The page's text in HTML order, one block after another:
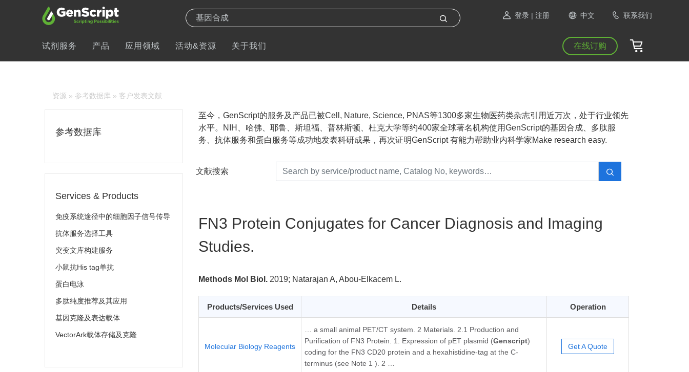
登录 | 注册 中文 联系我们
试剂服务 产品 应用领域 活动&资源 关于我们 在线订购
资源 » 参考数据库 » 客户发表文献
参考数据库
Services & Products
免疫系统途径中的细胞因子信号传导
抗体服务选择工具
突变文库构建服务
小鼠抗His tag单抗
蛋白电泳
多肽纯度推荐及其应用
基因克隆及表达载体
VectorArk载体存储及克隆
至今，GenScript的服务及产品已被Cell, Nature, Science, PNAS等1300多家生物医药类杂志引用近万次，处于行业领先
水平。NIH、哈佛、耶鲁、斯坦福、普林斯顿、杜克大学等约400家全球著名机构使用GenScript的基因合成、多肽服
务、抗体服务和蛋白服务等成功地发表科研成果，再次证明GenScript 有能力帮助业内科学家Make research easy.
文献搜索
FN3 Protein Conjugates for Cancer Diagnosis and Imaging
Studies.
Methods Mol Biol. 2019; Natarajan A, Abou-Elkacem L.
Products/Services Used Details Operation
Molecular Biology Reagents
… a small animal PET/CT system. 2 Materials. 2.1 Production and
Purification of FN3 Protein. 1. Expression of pET plasmid (Genscript)
coding for the FN3 CD20 protein and a hexahistidine-tag at the C-
terminus (see Note 1 ). 2 …
Get A Quote